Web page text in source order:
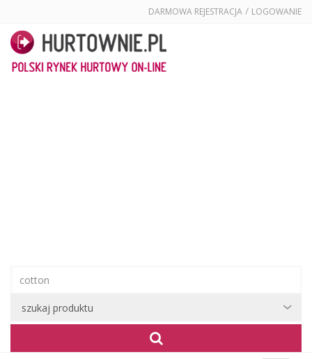
DARMOWA REJESTRACJA / LOGOWANIE